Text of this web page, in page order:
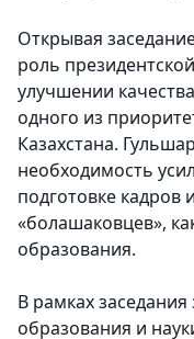
Открывая
роль
улучшении
одного из
Казахстана.
необходимость
подготовке
«болашаковцев»,
образования.
В рамках
образования и